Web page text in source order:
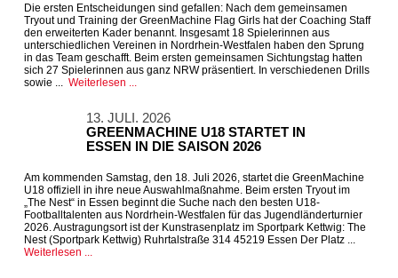
Die ersten Entscheidungen sind gefallen: Nach dem gemeinsamen
Tryout und Training der GreenMachine Flag Girls hat der Coaching Staff
den erweiterten Kader benannt. Insgesamt 18 Spielerinnen aus
unterschiedlichen Vereinen in Nordrhein-Westfalen haben den Sprung
in das Team geschafft. Beim ersten gemeinsamen Sichtungstag hatten
sich 27 Spielerinnen aus ganz NRW präsentiert. In verschiedenen Drills
sowie ... Weiterlesen ...
13. JULI. 2026
GREENMACHINE U18 STARTET IN
ESSEN IN DIE SAISON 2026
Am kommenden Samstag, den 18. Juli 2026, startet die GreenMachine
U18 offiziell in ihre neue Auswahlmaßnahme. Beim ersten Tryout im
„The Nest“ in Essen beginnt die Suche nach den besten U18-
Footballtalenten aus Nordrhein-Westfalen für das Jugendländerturnier
2026. Austragungsort ist der Kunstrasenplatz im Sportpark Kettwig: The
Nest (Sportpark Kettwig) Ruhrtalstraße 314 45219 Essen Der Platz ...
Weiterlesen ...